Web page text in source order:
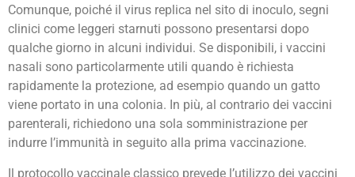
Comunque, poiché il virus replica nel sito di inoculo, segni
clinici come leggeri starnuti possono presentarsi dopo
qualche giorno in alcuni individui. Se disponibili, i vaccini
nasali sono particolarmente utili quando è richiesta
rapidamente la protezione, ad esempio quando un gatto
viene portato in una colonia. In più, al contrario dei vaccini
parenterali, richiedono una sola somministrazione per
indurre l’immunità in seguito alla prima vaccinazione.
Il protocollo vaccinale classico prevede l’utilizzo dei vaccini